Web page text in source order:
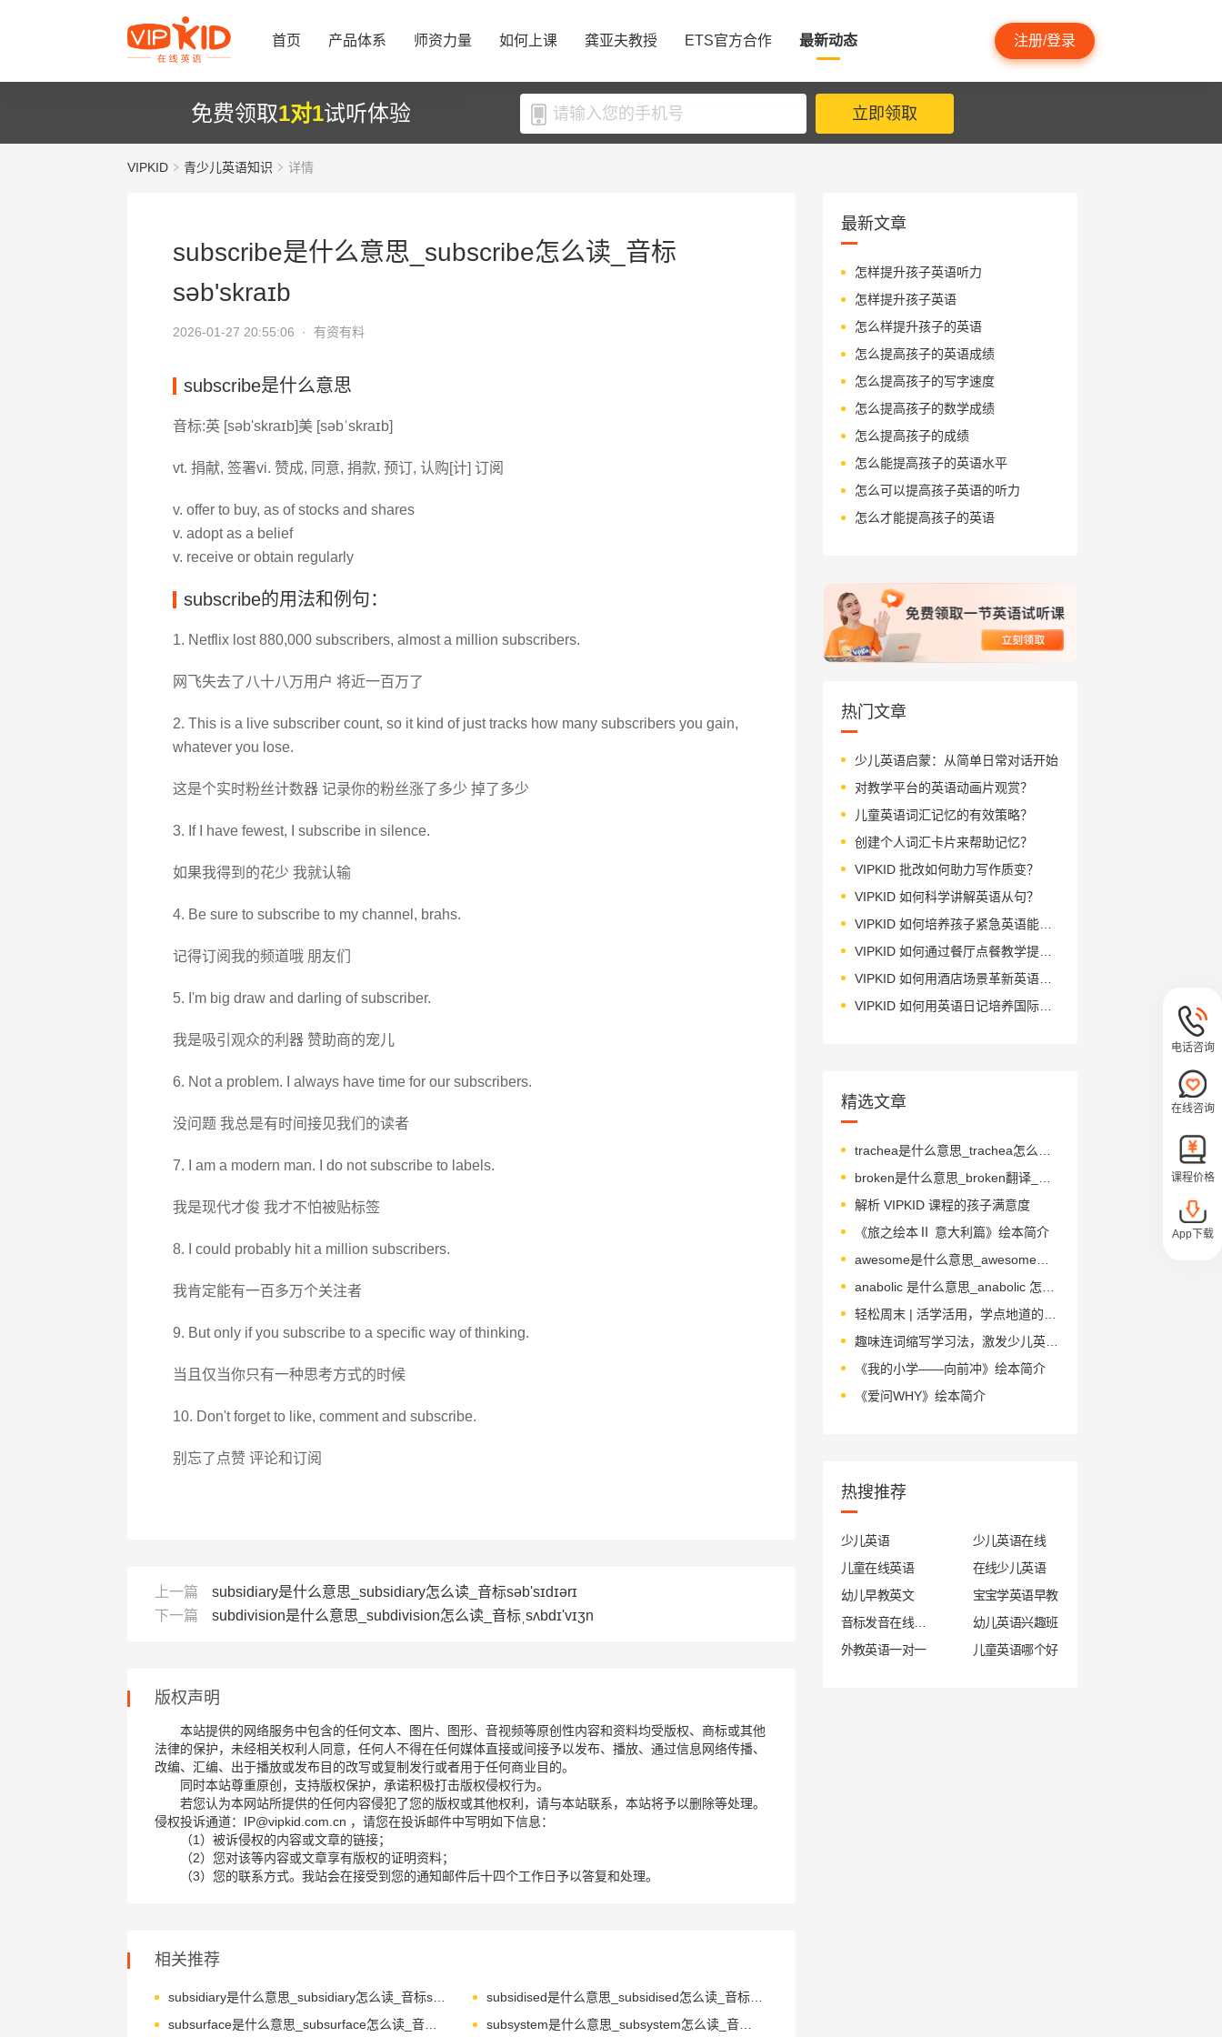
首页 产品体系 师资力量 如何上课 龚亚夫教授 ETS官方合作 最新动态 注册/登录
免费领取1对1试听体验 立即领取
VIPKID 青少儿英语知识 详情
subscribe是什么意思_subscribe怎么读_音标
səb'skraɪb
2026-01-27 20:55:06 · 有资有料
subscribe是什么意思
音标:英 [səb'skraɪb]美 [səbˈskraɪb]
vt. 捐献, 签署vi. 赞成, 同意, 捐款, 预订, 认购[计] 订阅
v. offer to buy, as of stocks and shares
v. adopt as a belief
v. receive or obtain regularly
subscribe的用法和例句：
1. Netflix lost 880,000 subscribers, almost a million subscribers.
网飞失去了八十八万用户 将近一百万了
2. This is a live subscriber count, so it kind of just tracks how many subscribers you gain,
whatever you lose.
这是个实时粉丝计数器 记录你的粉丝涨了多少 掉了多少
3. If I have fewest, I subscribe in silence.
如果我得到的花少 我就认输
4. Be sure to subscribe to my channel, brahs.
记得订阅我的频道哦 朋友们
5. I'm big draw and darling of subscriber.
我是吸引观众的利器 赞助商的宠儿
6. Not a problem. I always have time for our subscribers.
没问题 我总是有时间接见我们的读者
7. I am a modern man. I do not subscribe to labels.
我是现代才俊 我才不怕被贴标签
8. I could probably hit a million subscribers.
我肯定能有一百多万个关注者
9. But only if you subscribe to a specific way of thinking.
当且仅当你只有一种思考方式的时候
10. Don't forget to like, comment and subscribe.
别忘了点赞 评论和订阅
上一篇
subsidiary是什么意思_subsidiary怎么读_音标səb'sɪdɪərɪ
下一篇
subdivision是什么意思_subdivision怎么读_音标ˌsʌbdɪ'vɪʒn
版权声明
本站提供的网络服务中包含的任何文本、图片、图形、音视频等原创性内容和资料均受版权、商标或其他
法律的保护，未经相关权利人同意，任何人不得在任何媒体直接或间接予以发布、播放、通过信息网络传播、
改编、汇编、出于播放或发布目的改写或复制发行或者用于任何商业目的。
同时本站尊重原创，支持版权保护，承诺积极打击版权侵权行为。
若您认为本网站所提供的任何内容侵犯了您的版权或其他权利，请与本站联系，本站将予以删除等处理。
侵权投诉通道：IP@vipkid.com.cn ，请您在投诉邮件中写明如下信息：
（1）被诉侵权的内容或文章的链接；
（2）您对该等内容或文章享有版权的证明资料；
（3）您的联系方式。我站会在接受到您的通知邮件后十四个工作日予以答复和处理。
相关推荐
subsidiary是什么意思_subsidiary怎么读_音标səb'sɪdɪərɪ
subsidised是什么意思_subsidised怎么读_音标'sʌbsɪdaɪz
subsurface是什么意思_subsurface怎么读_音标'sʌb'sɜ-fɪs
subsystem是什么意思_subsystem怎么读_音标'sʌb'sɪstəm
最新文章
怎样提升孩子英语听力
怎样提升孩子英语
怎么样提升孩子的英语
怎么提高孩子的英语成绩
怎么提高孩子的写字速度
怎么提高孩子的数学成绩
怎么提高孩子的成绩
怎么能提高孩子的英语水平
怎么可以提高孩子英语的听力
怎么才能提高孩子的英语
热门文章
少儿英语启蒙：从简单日常对话开始
对教学平台的英语动画片观赏？
儿童英语词汇记忆的有效策略？
创建个人词汇卡片来帮助记忆？
VIPKID 批改如何助力写作质变？
VIPKID 如何科学讲解英语从句？
VIPKID 如何培养孩子紧急英语能力？
VIPKID 如何通过餐厅点餐教学提升少儿英语应用能力？
VIPKID 如何用酒店场景革新英语教学？
VIPKID 如何用英语日记培养国际化人才？
精选文章
解析 VIPKID 课程的孩子满意度
《旅之绘本Ⅱ 意大利篇》绘本简介
awesome是什么意思_awesome怎么读_音标'ɔ-səm
趣味连词缩写学习法，激发少儿英语兴趣
《我的小学——向前冲》绘本简介
《爱问WHY》绘本简介
热搜推荐
少儿英语
少儿英语在线
儿童在线英语
在线少儿英语
幼儿早教英文
宝宝学英语早教
幼儿英语兴趣班
外教英语一对一
儿童英语哪个好
电话咨询
在线咨询
课程价格
App下载